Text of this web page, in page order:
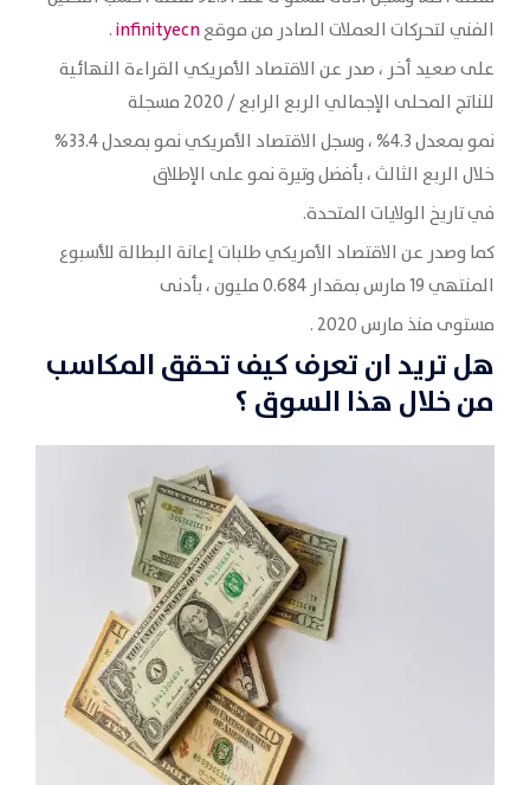
الفني لتحركات العملات الصادر من موقعinfinityecn
.
على صعيد أخر ، صدر عن الاقتصاد الأمريكي القراءة النهائية
للناتج المحلى الإجمالي الربع الرابع / 2020 مسجلة
نمو بمعدل 4.3% ، وسجل الاقتصاد الأمريكي نمو بمعدل 33.4%
خلال الربع الثالث ، بأفضل وتيرة نمو على الإطلاق
في تاريخ الولايات المتحدة.
كما وصدر عن الاقتصاد الأمريكي طلبات إعانة البطالة للأسبوع
المنتهي 19 مارس بمقدار 0.684 مليون ، بأدنى
مستوى منذ مارس 2020 .
هل تريد ان تعرف كيف تحقق المكاسب
من خلال هذا السوق ؟